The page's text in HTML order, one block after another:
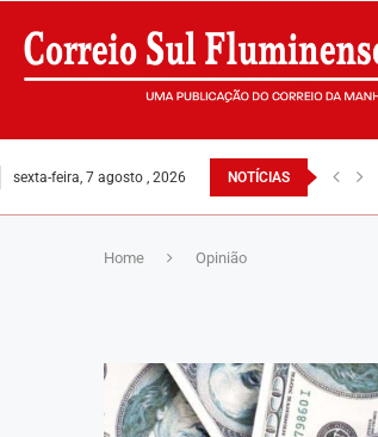
sexta-feira, 7 agosto , 2026 NOTÍCIAS
Home Opinião